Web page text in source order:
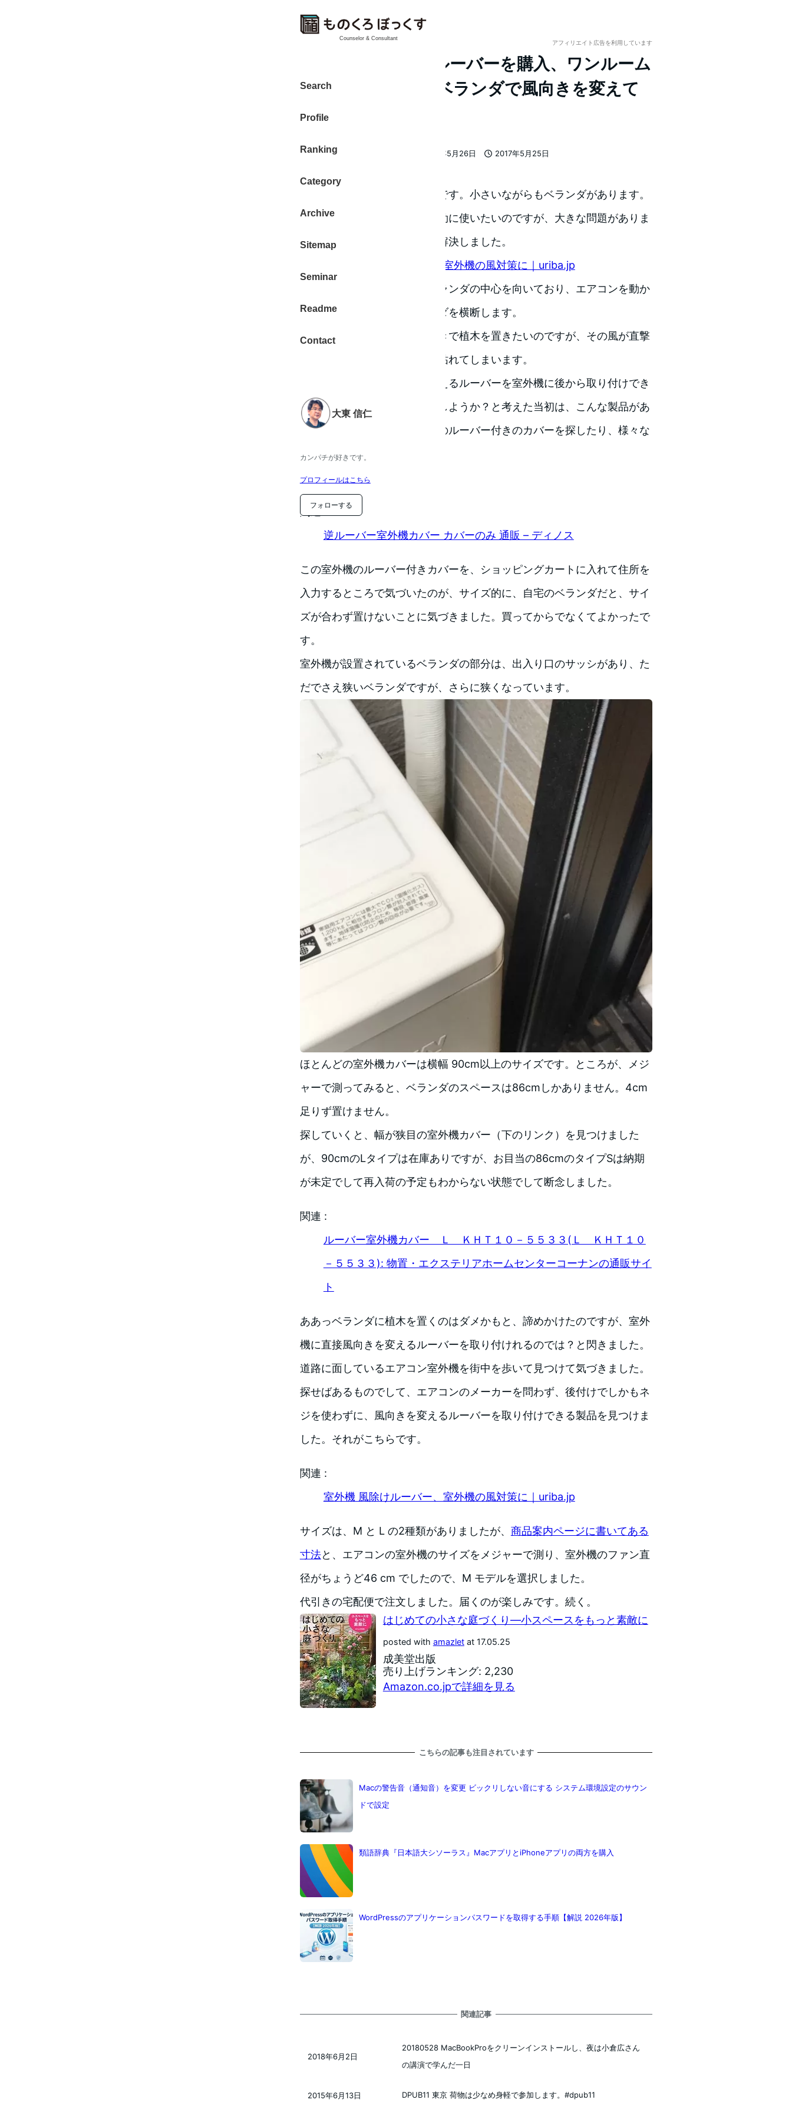
Counselor & Consultant
Search
Profile
Ranking
Category
Archive
Sitemap
Seminar
Readme
Contact
大東 信仁
カンパチが好きです。
プロフィールはこちら
フォローする
アフィリエイト広告を利用しています
室外機「風除け」ルーバーを購入、ワンルーム
マンションの狭いベランダで風向きを変えて
快適にするために
2017年5月26日
2017年5月25日
者
大東 信仁（ものくろ）
自宅はワンルームマンションです。小さいながらもベランダがあります。
狭いベランダのスペースを有効に使いたいのですが、大きな問題がありま
したが、この製品を購入して解決しました。
室外機 風除けルーバー、室外機の風対策に｜uriba.jp
エアコン室外機の置き方がベランダの中心を向いており、エアコンを動か
すと室外機からの風がベランダを横断します。
ベランダに緑のある景色が好きで植木を置きたいのですが、その風が直撃
して大きなダメージを受け、枯れてしまいます。
色々探した結果、風向きを変えるルーバーを室外機に後から取り付けでき
る製品を購入しました。どうしようか？と考えた当初は、こんな製品があ
るとは思わず、様々な室外機のルーバー付きのカバーを探したり、様々な
製品を検討しました。
例えば、こんな製品です。
関連 :
逆ルーバー室外機カバー カバーのみ 通販 – ディノス
この室外機のルーバー付きカバーを、ショッピングカートに入れて住所を
入力するところで気づいたのが、サイズ的に、自宅のベランダだと、サイ
ズが合わず置けないことに気づきました。買ってからでなくてよかったで
す。
室外機が設置されているベランダの部分は、出入り口のサッシがあり、た
だでさえ狭いベランダですが、さらに狭くなっています。
ほとんどの室外機カバーは横幅 90cm以上のサイズです。ところが、メジ
ャーで測ってみると、ベランダのスペースは86cmしかありません。4cm
足りず置けません。
探していくと、幅が狭目の室外機カバー（下のリンク）を見つけました
が、90cmのLタイプは在庫ありですが、お目当の86cmのタイプSは納期
が未定でして再入荷の予定もわからない状態でして断念しました。
関連 :
ルーバー室外機カバー Ｌ ＫＨＴ１０－５５３３(Ｌ ＫＨＴ１０
－５５３３): 物置・エクステリアホームセンターコーナンの通販サイ
ト
ああっベランダに植木を置くのはダメかもと、諦めかけたのですが、室外
機に直接風向きを変えるルーバーを取り付けれるのでは？と閃きました。
道路に面しているエアコン室外機を街中を歩いて見つけて気づきました。
探せばあるものでして、エアコンのメーカーを問わず、後付けでしかもネ
ジを使わずに、風向きを変えるルーバーを取り付けできる製品を見つけま
した。それがこちらです。
関連 :
室外機 風除けルーバー、室外機の風対策に｜uriba.jp
サイズは、M と L の2種類がありましたが、 商品案内ページに書いてある
寸法と、エアコンの室外機のサイズをメジャーで測り、室外機のファン直
径がちょうど46 cm でしたので、M モデルを選択しました。
代引きの宅配便で注文しました。届くのが楽しみです。続く。
はじめての小さな庭づくり―小スペースをもっと素敵に
posted with amazletat 17.05.25
成美堂出版
売り上げランキング: 2,230
Amazon.co.jpで詳細を見る
こちらの記事も注目されています
Macの警告音（通知音）を変更 ビックリしない音にする システム環境設定のサウン
ドで設定
類語辞典『日本語大シソーラス』MacアプリとiPhoneアプリの両方を購入
WordPressのアプリケーションパスワードを取得する手順【解説 2026年版】
関連記事
20180528 MacBookProをクリーンインストールし、夜は小倉広さん
の講演で学んだ一日
2018年6月2日
DPUB11 東京 荷物は少なめ身軽で参加します。#dpub11
2015年6月13日